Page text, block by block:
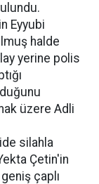
Eyyubi
halde
yerine polis
üzere Adli
silahla
Çetin'in
çaplı